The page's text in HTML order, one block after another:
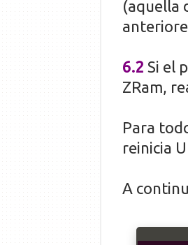
(aquella
6.2 Si el
ZRam,
Para
reinicia
A